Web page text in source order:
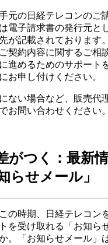
元の日経テレコンのご
電子請求書の発行元と
が記載されております。
契約内容に関するご相
進めるためのサポート
お申し付けください。
ない場合など、販売代
お問い合わせください。
がつく：最新
らせメール」
の時期、日経テレコン
を受け取れる「お知ら
。「お知らせメール」